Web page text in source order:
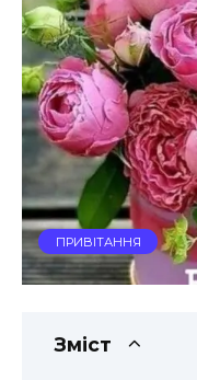
ПРИВІТАННЯ
Зміст